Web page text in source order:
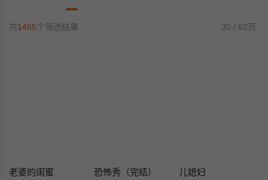
30 / 62页
共1465个筛选结果
老婆的闺蜜 恐怖秀（完结） 儿媳妇